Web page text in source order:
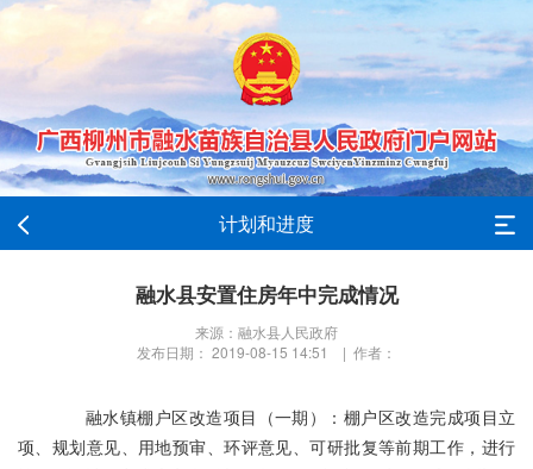
计划和进度
融水县安置住房年中完成情况
来源：融水县人民政府
发布日期： 2019-08-15 14:51 | 作者：
融水镇棚户区改造项目（一期）：棚户区改造完成项目立
项、规划意见、用地预审、环评意见、可研批复等前期工作，进行